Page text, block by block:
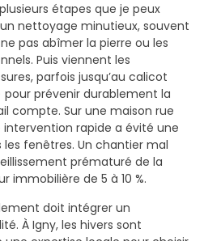
étapes que je peux
nettoyage minutieux, souvent
pas abîmer la pierre ou les
Puis viennent les
parfois jusqu’au calicot
prévenir durablement la
compte. Sur une maison rue
intervention rapide a évité une
fenêtres. Un chantier mal
prématuré de la
immobilière de 5 à 10 %.
doit intégrer un
À Igny, les hivers sont